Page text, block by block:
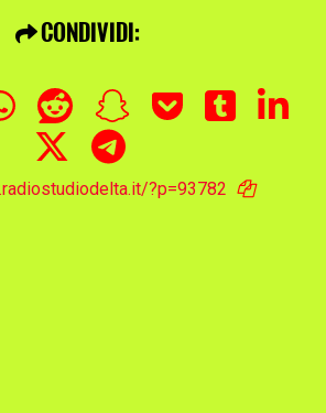
CONDIVIDI:
?p=93782